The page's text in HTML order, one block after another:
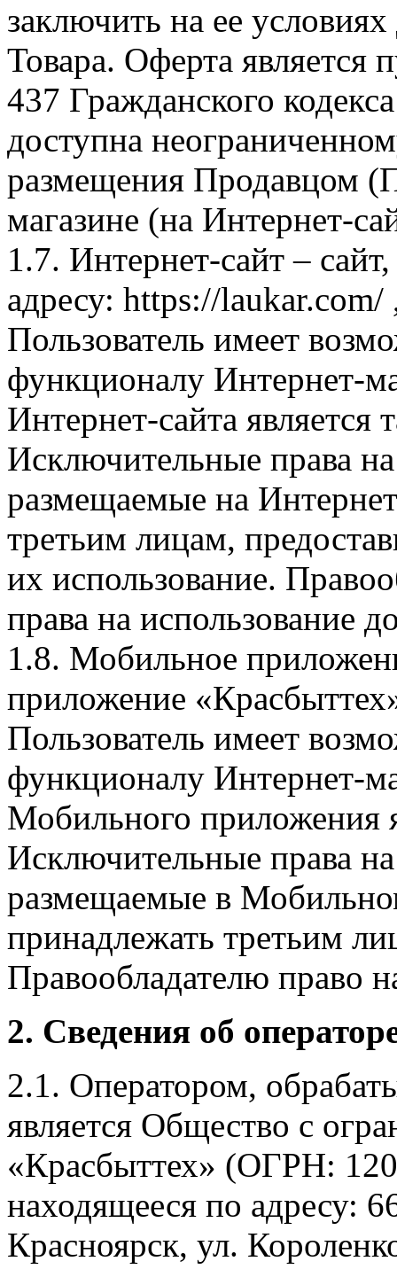
заключить на ее
Товара. Оферта является
437 Гражданского
доступна
размещения Продавцом
магазине (на Интернет-
1.7. Интернет-сайт –
адресу: https://laukar.com/
Пользователь имеет
функционалу Интернет-
Интернет-сайта
Исключительные права
размещаемые на
третьим лицам,
их использование.
права на использование
1.8. Мобильное
приложение
Пользователь имеет
функционалу Интернет-
Мобильного приложения
Исключительные права
размещаемые в
принадлежать третьим
Правообладателю право
2. Сведения об
2.1. Оператором,
является Общество с
«Красбыттех» (ОГРН:
находящееся по адресу:
Красноярск, ул.